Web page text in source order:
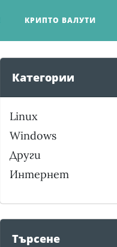
КРИПТО ВАЛУТИ
Категории
Linux
Windows
Други
Интернет
Търсене